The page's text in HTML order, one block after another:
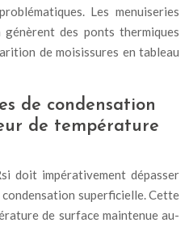
Les menuiseries
des ponts thermiques
de moisissures en tableau
de condensation
de température
doit impérativement dépasser
superficielle. Cette
de surface maintenue au-